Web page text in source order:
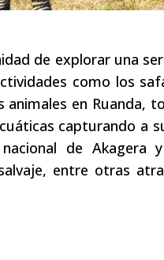
de explorar una
como los
en Ruanda,
capturando a
de Akagera
entre otras